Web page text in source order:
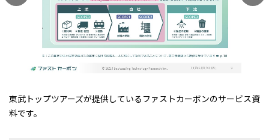
東武トップツアーズが提供しているファストカーボンのサービス資
料です。